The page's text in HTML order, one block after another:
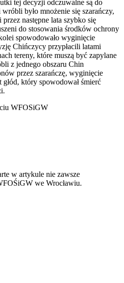
tej decyzji odczuwalne są do
było mnożenie się szarańczy,
przez następne lata szybko się
do stosowania środków ochrony
spowodowało wyginięcie
Chińczycy przypłacili latami
tereny, które muszą być zapylane
z jednego obszaru Chin
przez szarańczę, wyginięcie
który spowodował śmierć
WFOSiGW
w artykule nie zawsze
we Wrocławiu.